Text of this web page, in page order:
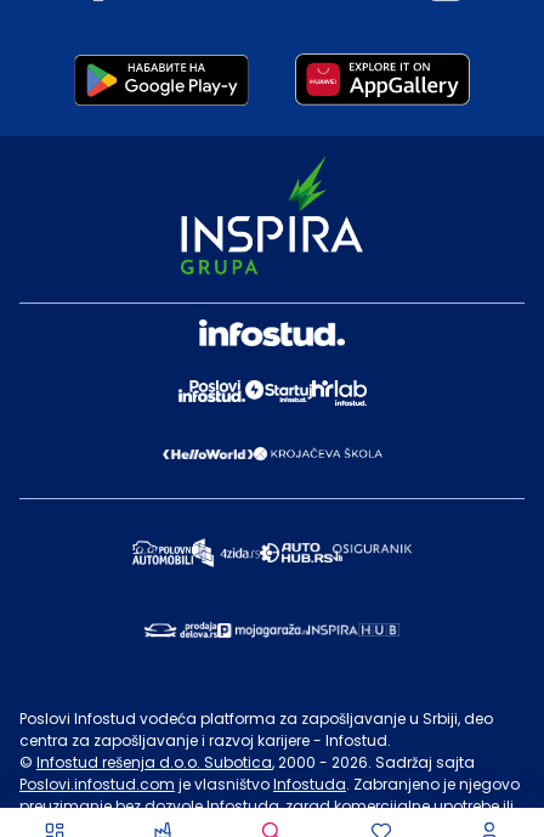
Poslovi Infostud vodeća platforma za zapošljavanje u Srbiji, deo
centra za zapošljavanje i razvoj karijere - Infostud.
© Infostud rešenja d.o.o. Subotica, 2000 - 2026. Sadržaj sajta
Poslovi.infostud.com je vlasništvoInfostuda. Zabranjeno je njegovo
preuzimanje bez dozvoleInfostuda, zarad komercijalne upotrebe ili
u druge svrhe, osim za lične potrebe posetilaca sajta.